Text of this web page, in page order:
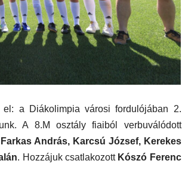
a Diákolimpia városi fordulójában 2.
A 8.M osztály fiaiból verbuválódott
András, Karcsú József, Kerekes
. Hozzájuk csatlakozott Kószó Ferenc